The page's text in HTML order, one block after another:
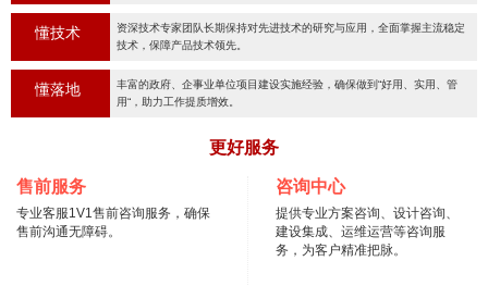
懂技术
资深技术专家团队长期保持对先进技术的研究与应用，全面掌握主流稳定
技术，保障产品技术领先。
懂落地
丰富的政府、企事业单位项目建设实施经验，确保做到“好用、实用、管
用“，助力工作提质增效。
更好服务
售前服务
专业客服1V1售前咨询服务，确保
售前沟通无障碍。
咨询中心
提供专业方案咨询、设计咨询、
建设集成、运维运营等咨询服
务，为客户精准把脉。